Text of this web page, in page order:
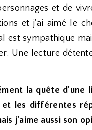
et de
et j'ai aimé le
est sympathique
Une lecture
la quête d'une
les différentes
j'aime aussi son